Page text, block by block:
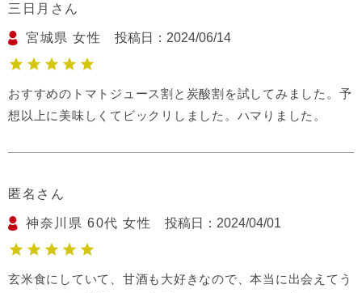
三日月
宮城県 女性 投稿日 2024/06/14
おすすめのトマトジュース割と炭酸割を試してみました。予
想以上に美味しくてビックリしました。ハマりました。
匿名
神奈川県 60代 女性 投稿日 2024/04/01
玄米食にしていて、甘酒も大好きなので、本当に出会えてう